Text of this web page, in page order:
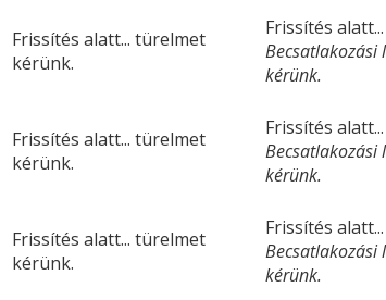
Frissítés alatt... türelmet
kérünk.
Frissítés
Becsatlakozási
kérünk.
Frissítés alatt... türelmet
kérünk.
Frissítés
Becsatlakozási
kérünk.
Frissítés alatt... türelmet
kérünk.
Frissítés
Becsatlakozási
kérünk.